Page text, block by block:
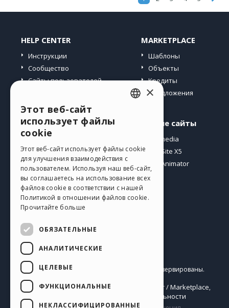
HELP CENTER
Инструкции
Сообщество
Сайты пользователей
MARKETPLACE
Шаблоны
Объекты
Кредиты
Предложения
Профиль
Мои посты
Мои лицензии
Загрузить
Веб-хостинг
Мои кредиты
Другие сайты
Incomedia
WebSite X5
WebAnimator
Pусский
Copyright © 2026Incomedia s.r.l.
Все права зарезервированы.
P.IVA IT07514640015
Правила Использования WebSite X5:
Help Center / Marketplace,
Политика конфиденциальности
GERMAN
SPANISH
PORTUGUESE
POLISH
×
Этот веб-сайт
использует файлы
cookie
Этот веб-сайт использует файлы cookie
для улучшения взаимодействия с
пользователем. Используя наш веб-сайт,
вы соглашаетесь на использование всех
файлов cookie в соответствии с нашей
Политикой в ​​отношении файлов cookie.
Прочитайте больше
ОБЯЗАТЕЛЬНЫЕ
АНАЛИТИЧЕСКИЕ
ЦЕЛЕВЫЕ
ФУНКЦИОНАЛЬНЫЕ
НЕКЛАССИФИЦИРОВАННЫЕ